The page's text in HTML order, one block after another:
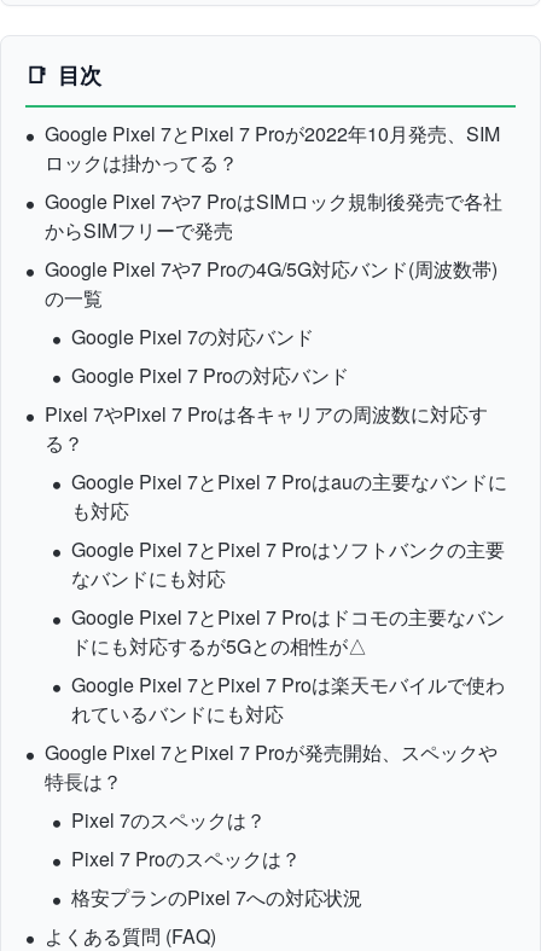
目次
Google Pixel 7とPixel 7 Proが2022年10月発売、SIM
ロックは掛かってる？
Google Pixel 7や7 ProはSIMロック規制後発売で各社
からSIMフリーで発売
Google Pixel 7や7 Proの4G/5G対応バンド(周波数帯)
の一覧
Google Pixel 7の対応バンド
Google Pixel 7 Proの対応バンド
Pixel 7やPixel 7 Proは各キャリアの周波数に対応す
る？
Google Pixel 7とPixel 7 Proはauの主要なバンドに
も対応
Google Pixel 7とPixel 7 Proはソフトバンクの主要
なバンドにも対応
Google Pixel 7とPixel 7 Proはドコモの主要なバン
ドにも対応するが5Gとの相性が△
Google Pixel 7とPixel 7 Proは楽天モバイルで使わ
れているバンドにも対応
Google Pixel 7とPixel 7 Proが発売開始、スペックや
特長は？
Pixel 7のスペックは？
Pixel 7 Proのスペックは？
格安プランのPixel 7への対応状況
よくある質問 (FAQ)